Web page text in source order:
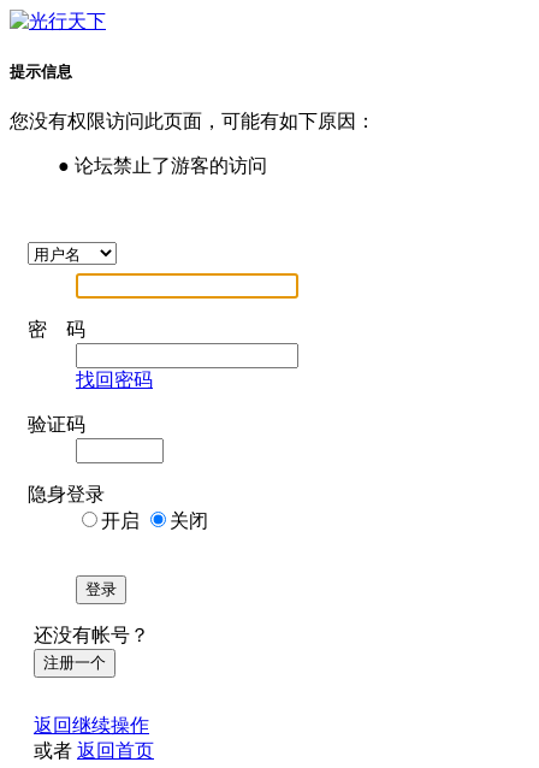
提示信息
您没有权限访问此页面，可能有如下原因：
● 论坛禁止了游客的访问
密 码
找回密码
验证码
隐身登录
开启
关闭
登录
还没有帐号？
注册一个
返回继续操作
或者 返回首页